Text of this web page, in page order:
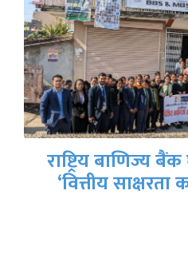
गुल्मीमा माछा मार्ने